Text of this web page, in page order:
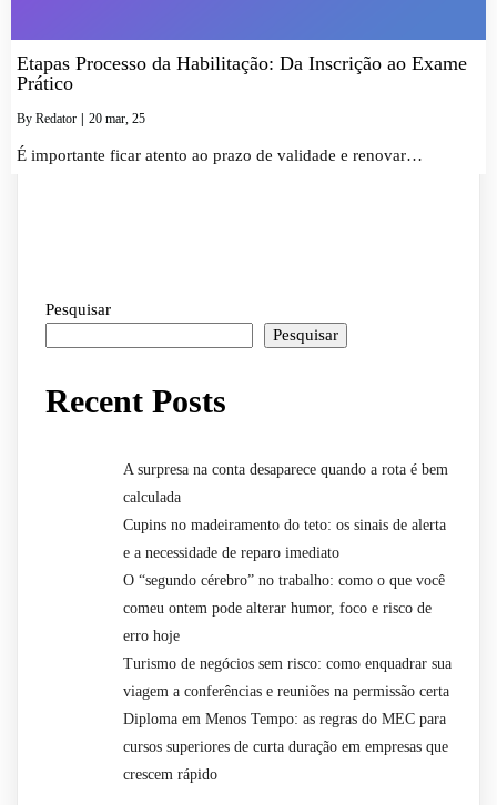
Etapas Processo da Habilitação: Da Inscrição ao Exame
Prático
By Redator | 20 mar , 25
É importante ficar atento ao prazo de validade e renovar…
Pesquisar
Pesquisar
Recent Posts
A surpresa na conta desaparece quando a rota é bem
calculada
Cupins no madeiramento do teto: os sinais de alerta
e a necessidade de reparo imediato
O “segundo cérebro” no trabalho: como o que você
comeu ontem pode alterar humor, foco e risco de
erro hoje
Turismo de negócios sem risco: como enquadrar sua
viagem a conferências e reuniões na permissão certa
Diploma em Menos Tempo: as regras do MEC para
cursos superiores de curta duração em empresas que
crescem rápido